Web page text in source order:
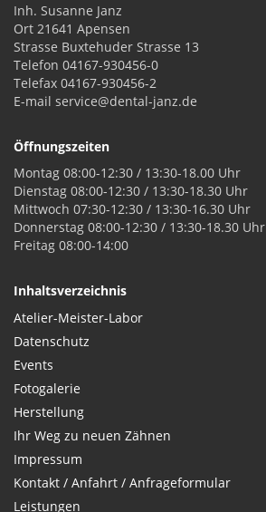
Inh. Susanne Janz
Ort 21641 Apensen
Strasse Buxtehuder Strasse 13
Telefon 04167-930456-0
Telefax 04167-930456-2
E-mail service@dental-janz.de
Öffnungszeiten
Montag 08:00-12:30 / 13:30-18.00 Uhr
Dienstag 08:00-12:30 / 13:30-18.30 Uhr
Mittwoch 07:30-12:30 / 13:30-16.30 Uhr
Donnerstag 08:00-12:30 / 13:30-18.30 Uhr
Freitag 08:00-14:00
Inhaltsverzeichnis
Atelier-Meister-Labor
Datenschutz
Events
Fotogalerie
Herstellung
Ihr Weg zu neuen Zähnen
Impressum
Kontakt / Anfahrt / Anfrageformular
Leistungen